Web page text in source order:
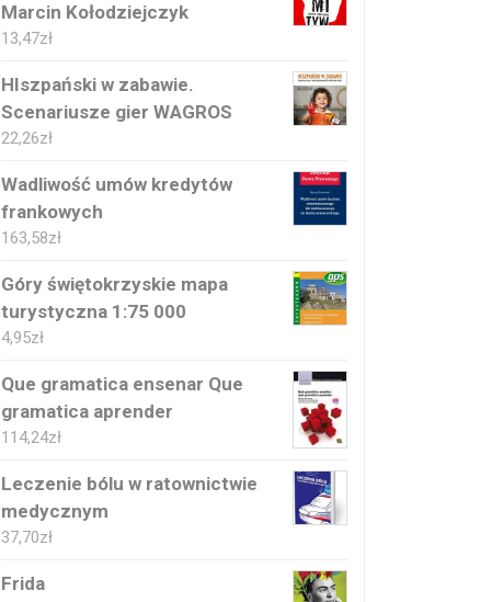
Marcin Kołodziejczyk
13,47zł
HIszpański w zabawie.
Scenariusze gier WAGROS
22,26zł
Wadliwość umów kredytów
frankowych
163,58zł
Góry świętokrzyskie mapa
turystyczna 1:75 000
4,95zł
Que gramatica ensenar Que
gramatica aprender
114,24zł
Leczenie bólu w ratownictwie
medycznym
37,70zł
Frida